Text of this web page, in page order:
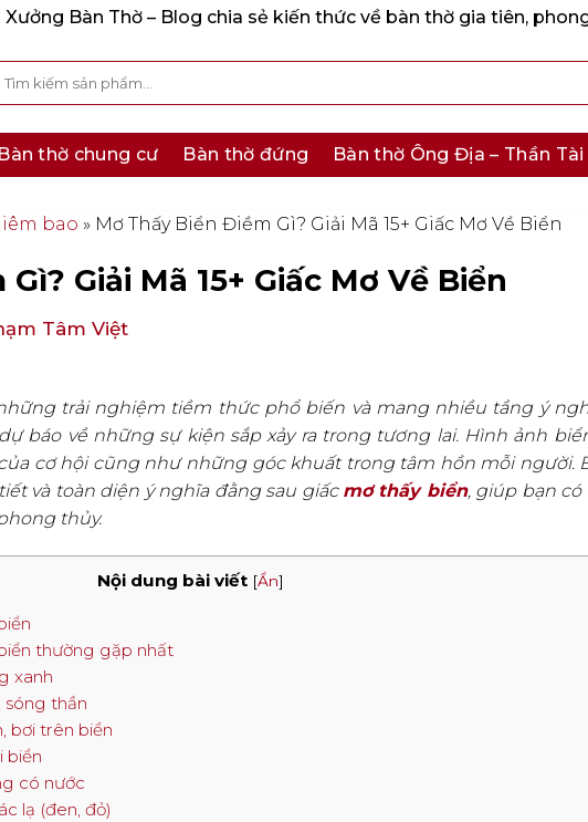
Xưởng Bàn Thờ – Blog chia sẻ kiến thức về bàn thờ gia tiên,
kiếm:
Bàn thờ chung cư Bàn thờ đứng Bàn thờ Ông Địa – Thần Tài
bao » Mơ Thấy Biển Điềm Gì? Giải Mã 15+ Giấc Mơ Về Biển
Giải Mã 15+ Giấc Mơ Về Biển
Tâm Việt
trải nghiệm tiềm thức phổ biến và mang nhiều tầng ý
báo về những sự kiện sắp xảy ra trong tương lai. Hình ảnh
cơ hội cũng như những góc khuất trong tâm hồn mỗi người.
và toàn diện ý nghĩa đằng sau giấc mơ thấy biển, giúp bạn có
thủy.
Nội dung bài viết [Ẩn]
thường gặp nhất
xanh
sóng thần
bơi trên biển
biển
có nước
lạ (đen, đỏ)